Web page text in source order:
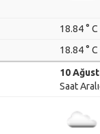
18.84 ° C
18.84 ° C
10
Saat